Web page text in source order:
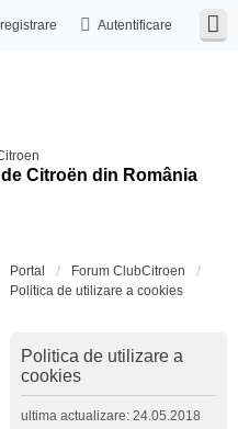
Autentificare
Citroën din România
Portal
Forum ClubCitroen
Politica de utilizare a cookies
Politica de utilizare a
cookies
ultima actualizare: 24.05.2018